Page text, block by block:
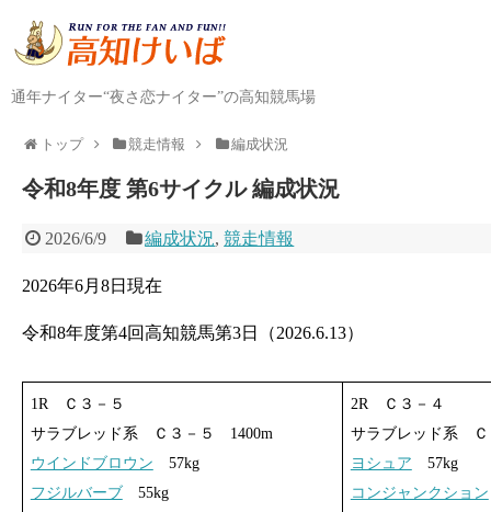
通年ナイター“夜さ恋ナイター”の高知競馬場
トップ 競走情報 編成状況
令和8年度 第6サイクル 編成状況
2026/6/9 編成状況,競走情報
2026年6月8日現在
令和8年度第4回高知競馬第3日（2026.6.13）
1R Ｃ３－５
サラブレッド系 Ｃ３－５ 1400m
ウインドブロウン 57kg
フジルバーブ 55kg
2R Ｃ３－４
サラブレッド系
ヨシュア 57kg
コンジャンクション